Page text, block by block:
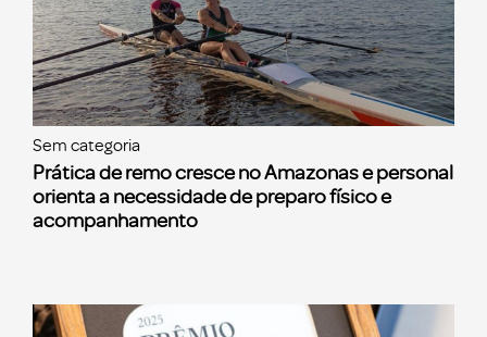
Sem categoria
Prática de remo cresce no Amazonas e personal
orienta a necessidade de preparo físico e
acompanhamento